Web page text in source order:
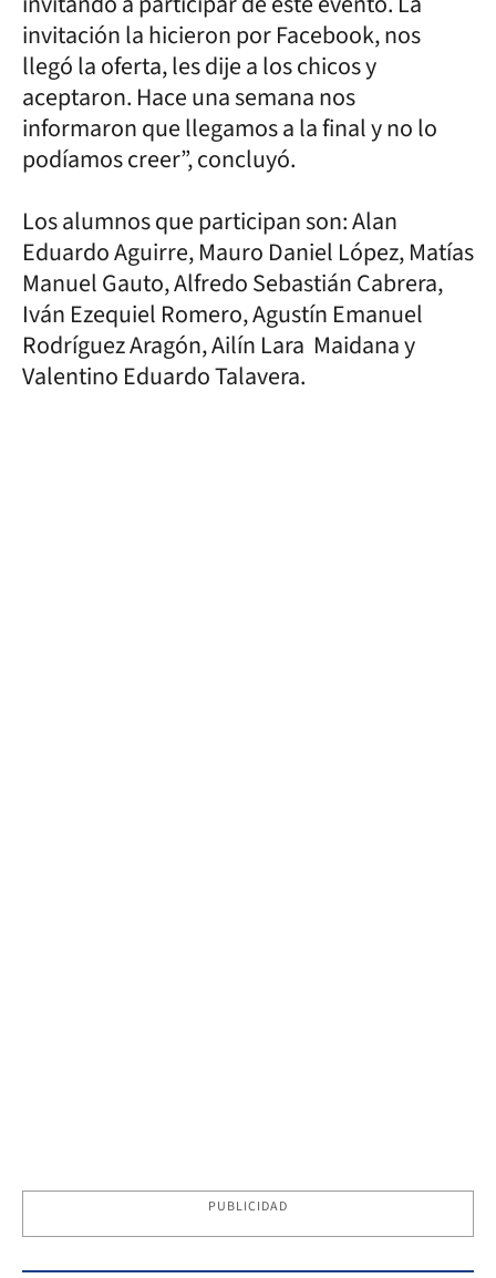
invitación la hicieron por Facebook, nos
llegó la oferta, les dije a los chicos y
aceptaron. Hace una semana nos
informaron que llegamos a la final y no lo
podíamos creer”, concluyó.
Los alumnos que participan son: Alan
Eduardo Aguirre, Mauro Daniel López, Matías
Manuel Gauto, Alfredo Sebastián Cabrera,
Iván Ezequiel Romero, Agustín Emanuel
Rodríguez Aragón, Ailín Lara Maidana y
Valentino Eduardo Talavera.
PUBLICIDAD